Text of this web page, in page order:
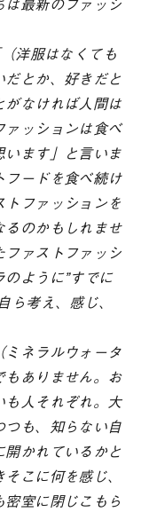
は最新のファッシ
洋服はなくても
だとか、好きだと
がなければ人間は
ァッションは食べ
います」と言いま
フードを食べ続け
トファッションを
るのかもしれませ
ファストファッシ
のように”すでに
ら考え、感じ、
ミネラルウォータ
もありません。お
も人それぞれ。大
つも、知らない自
開かれているかと
こに何を感じ、
室に閉じこもら